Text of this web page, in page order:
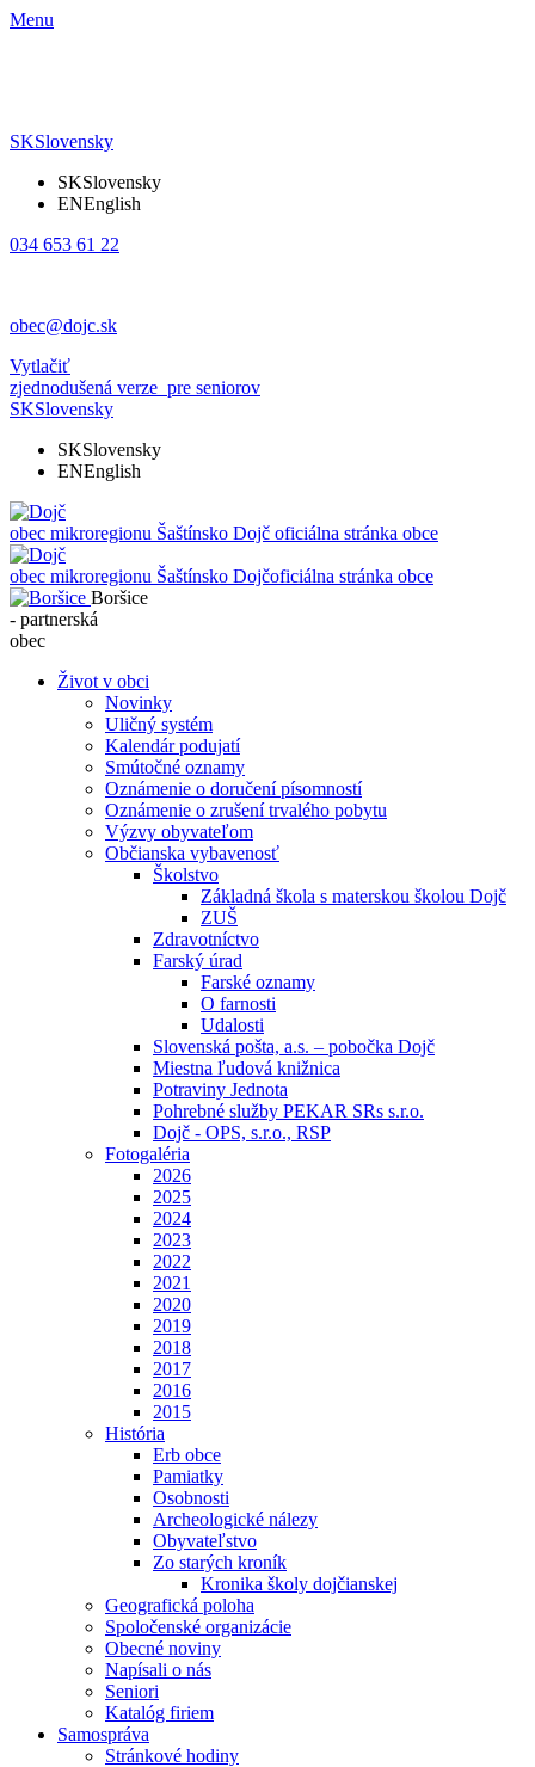
Menu
SKSlovensky
SKSlovensky
ENEnglish
034 653 61 22
obec@dojc.sk
Vytlačiť
zjednodušená verze pre seniorov
SKSlovensky
SKSlovensky
ENEnglish
obec mikroregionu Šaštínsko Dojč oficiálna stránka obce
obec mikroregionu Šaštínsko Dojčoficiálna stránka obce
Boršice
- partnerská
obec
Život v obci
Novinky
Uličný systém
Kalendár podujatí
Smútočné oznamy
Oznámenie o doručení písomností
Oznámenie o zrušení trvalého pobytu
Výzvy obyvateľom
Občianska vybavenosť
Školstvo
Základná škola s materskou školou Dojč
ZUŠ
Zdravotníctvo
Farský úrad
Farské oznamy
O farnosti
Udalosti
Slovenská pošta, a.s. – pobočka Dojč
Miestna ľudová knižnica
Potraviny Jednota
Pohrebné služby PEKAR SRs s.r.o.
Dojč - OPS, s.r.o., RSP
Fotogaléria
2026
2025
2024
2023
2022
2021
2020
2019
2018
2017
2016
2015
História
Erb obce
Pamiatky
Osobnosti
Archeologické nálezy
Obyvateľstvo
Zo starých kroník
Kronika školy dojčianskej
Geografická poloha
Spoločenské organizácie
Obecné noviny
Napísali o nás
Seniori
Katalóg firiem
Samospráva
Stránkové hodiny